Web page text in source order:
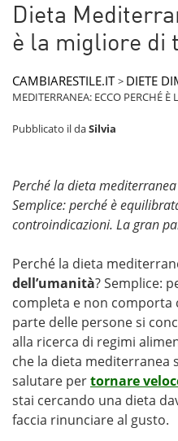
Dieta
è la migliore di
CAMBIARESTILE.IT > DIETE
MEDITERRANEA: ECCO PERCHÉ
Pubblicato ildaSilvia
Perché la dieta
Semplice: perché è
controindicazioni. La gran
Perché la dieta
dell’umanità? Semplice:
completa e non comporta
parte delle persone si
alla ricerca di regimi
che la dieta mediterranea
salutare pertornare
stai cercando una dieta
faccia rinunciare al gusto.